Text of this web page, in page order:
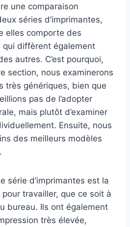
une comparaison
séries d’imprimantes,
elles comporte des
diffèrent également
autres. C’est pourquoi,
section, nous examinerons
très génériques, bien que
pas de l’adopter
mais plutôt d’examiner
Ensuite, nous
des meilleurs modèles
série d’imprimantes est la
travailler, que ce soit à
bureau. Ils ont également
très élevée,